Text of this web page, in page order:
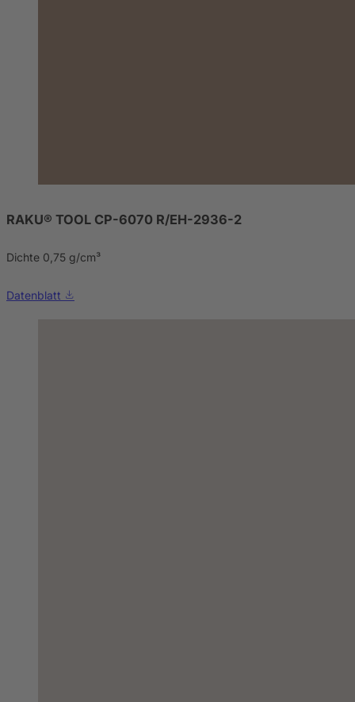
RAKU® TOOL CP-6070 R/EH-2936-2
Dichte 0,75 g/cm³
Datenblatt